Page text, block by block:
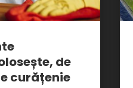
de
curățenie